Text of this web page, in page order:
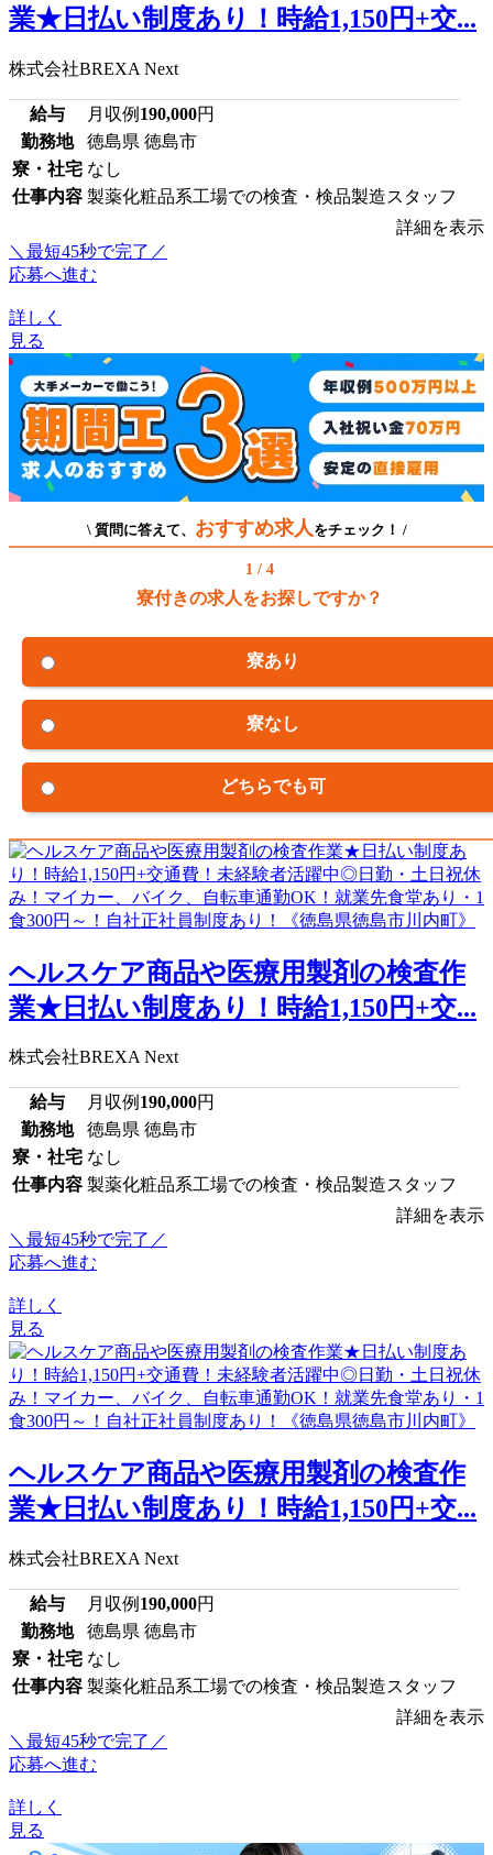
業★日払い制度あり！時給1,150円+交...
株式会社BREXA Next
給与 月収例 190,000円
勤務地
徳島県 徳島市
寮・社宅 なし
仕事内容 製薬化粧品系工場での検査・検品製造スタッフ
詳細を表示
＼最短45秒で完了／
応募へ進む
詳しく
見る
\ 質問に答えて、 おすすめ求人 をチェック！ /
1 / 4
寮付きの求人をお探しですか？
寮あり
寮なし
どちらでも可
ヘルスケア商品や医療用製剤の検査作
業★日払い制度あり！時給1,150円+交...
株式会社BREXA Next
給与 月収例 190,000円
勤務地
徳島県 徳島市
寮・社宅 なし
仕事内容 製薬化粧品系工場での検査・検品製造スタッフ
詳細を表示
＼最短45秒で完了／
応募へ進む
詳しく
見る
ヘルスケア商品や医療用製剤の検査作
業★日払い制度あり！時給1,150円+交...
株式会社BREXA Next
給与 月収例 190,000円
勤務地
徳島県 徳島市
寮・社宅 なし
仕事内容 製薬化粧品系工場での検査・検品製造スタッフ
詳細を表示
＼最短45秒で完了／
応募へ進む
詳しく
見る